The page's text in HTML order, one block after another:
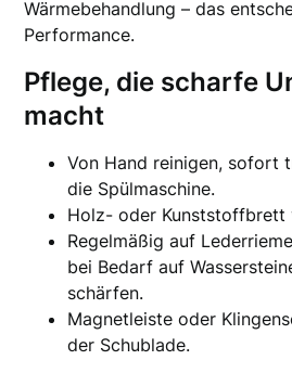
Wärmebehandlung – das
Performance.
Pflege, die scharfe
macht
Von Hand reinigen, sofort
die Spülmaschine.
Holz- oder Kunststoffbrett
Regelmäßig auf
bei Bedarf auf
schärfen.
Magnetleiste oder
der Schublade.